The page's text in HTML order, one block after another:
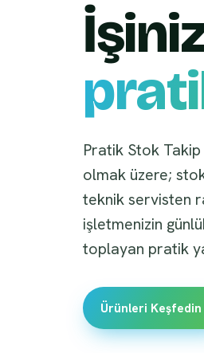
Pratik Stok
olmak üzere;
teknik servisten
işletmenizin
toplayan pratik
Ürünleri Keşfedin